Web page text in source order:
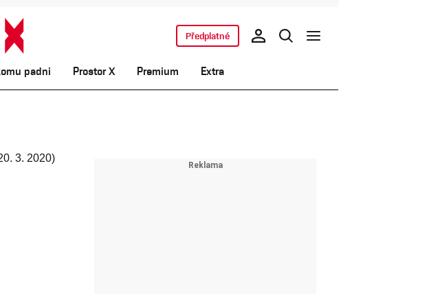
padni Prostor X Premium Extra
Předplatné